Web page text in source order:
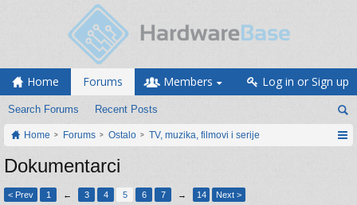
Home Forums
Search Forums Recent Posts
Members Log in or Sign up
Home Forums Ostalo TV, muzika, filmovi i serije
Dokumentarci
< Prev 1 ← 3 4 5 6 7 → 14 Next >